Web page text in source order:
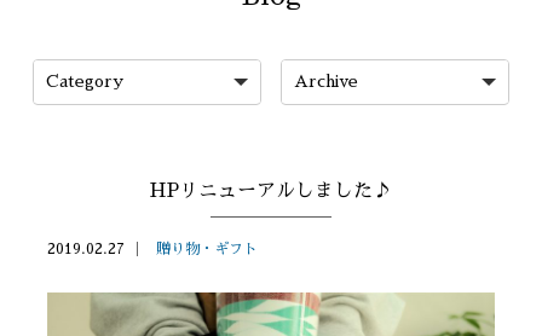
HPリニューアルしました♪
2019.02.27 贈り物・ギフト